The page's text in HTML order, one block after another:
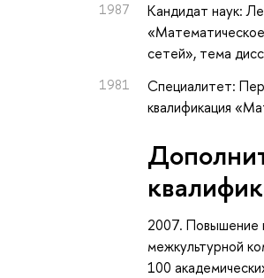
1987
Кандидат наук:
сетей», тема
1981
Специалитет:
квалификация
2007. Повышение
межкультурной
100